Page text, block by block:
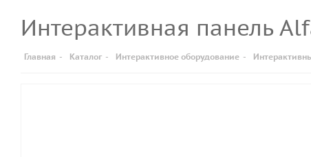
Интерактивная панель
Главная - Каталог - Интерактивное оборудование -